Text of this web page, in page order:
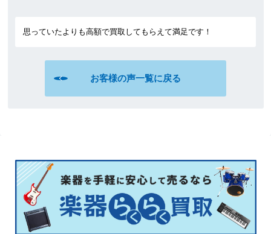
思っていたよりも高額で買取してもらえて満足です！
お客様の声一覧に戻る